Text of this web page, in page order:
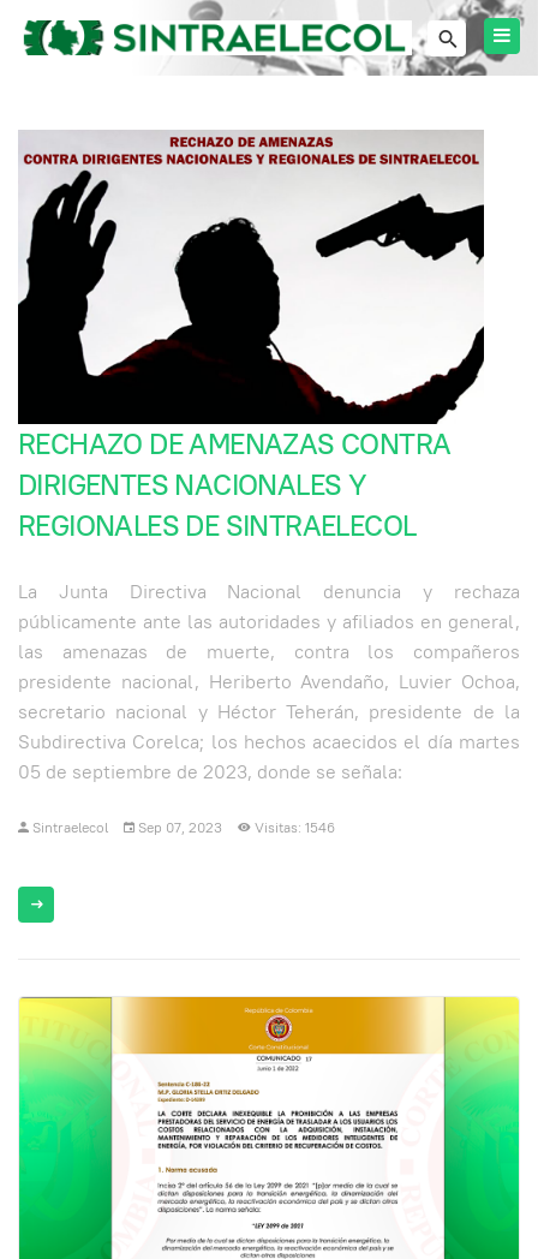
RECHAZO DE AMENAZAS CONTRA
DIRIGENTES NACIONALES Y
REGIONALES DE SINTRAELECOL
La Junta Directiva Nacional denuncia y rechaza
públicamente ante las autoridades y afiliados en general,
las amenazas de muerte, contra los compañeros
presidente nacional, Heriberto Avendaño, Luvier Ochoa,
secretario nacional y Héctor Teherán, presidente de la
Subdirectiva Corelca; los hechos acaecidos el día martes
05 de septiembre de 2023, donde se señala:
Sintraelecol Sep 07, 2023 Visitas: 1546